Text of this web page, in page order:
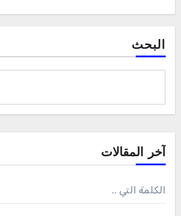
البحث
آخر المقالات
الكلمة التي ..